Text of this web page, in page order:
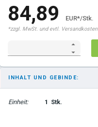
84,89 EUR*/Stk.
*zzgl. MwSt. und evtl. Versandkosten
INHALT UND GEBINDE:
Einheit: 1 Stk.